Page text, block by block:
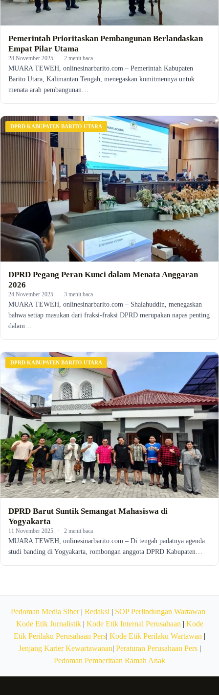
Pemerintah Prioritaskan Pembangunan Berlandaskan
Empat Pilar Utama
28 November 2025 · 2 menit baca
MUARA TEWEH, onlinesinarbarito.com – Pemerintah Kabupaten
Barito Utara, Kalimantan Tengah, menegaskan komitmennya untuk
menata arah pembangunan…
DPRD KABUPATEN BARITO UTARA
DPRD Pegang Peran Kunci dalam Menata Anggaran
2026
24 November 2025 · 3 menit baca
MUARA TEWEH, onlinesinarbarito.com – Shalahuddin, menegaskan
bahwa setiap masukan dari fraksi-fraksi DPRD merupakan napas penting
dalam…
DPRD KABUPATEN BARITO UTARA
DPRD Barut Suntik Semangat Mahasiswa di
Yogyakarta
11 November 2025 · 2 menit baca
MUARA TEWEH, onlinesinarbarito.com – Di tengah padatnya agenda
studi banding di Yogyakarta, rombongan anggota DPRD Kabupaten…
Pedoman Media Siber| Redaksi | SOP Perlindungan Wartawan |
Kode Etik Jurnalistik| Kode Etik Internal Perusahaan | Kode
Etik Perilaku Perusahaan Pers| Kode Etik Perilaku Wartawan |
Jenjang Karier Kewartawanan| Peraturan Perusahaan Pers|
Pedoman Pemberitaan Ramah Anak